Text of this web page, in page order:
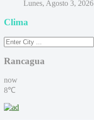
Lunes, Agosto 3, 2026
Clima
Rancagua
now
8℃